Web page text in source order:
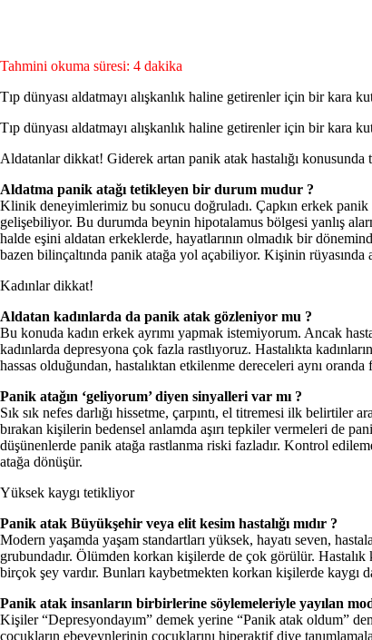
Tahmini okuma süresi: 4 dakika
Tıp dünyası aldatmayı alışkanlık haline getirenler için bir kara
Tıp dünyası aldatmayı alışkanlık haline getirenler için bir kara
Aldatanlar dikkat! Giderek artan panik atak hastalığı konusunda
Aldatma panik atağı tetikleyen bir durum mudur ?
Klinik deneyimlerimiz bu sonucu doğruladı. Çapkın erkek panik
gelişebiliyor. Bu durumda beynin hipotalamus bölgesi yanlış
halde eşini aldatan erkeklerde, hayatlarının olmadık bir
bazen bilinçaltında panik atağa yol açabiliyor. Kişinin rüyasında
Kadınlar dikkat!
Aldatan kadınlarda da panik atak gözleniyor mu ?
Bu konuda kadın erkek ayrımı yapmak istemiyorum. Ancak
kadınlarda depresyona çok fazla rastlıyoruz. Hastalıkta
hassas olduğundan, hastalıktan etkilenme dereceleri aynı oranda
Panik atağın ‘geliyorum’ diyen sinyalleri var mı ?
Sık sık nefes darlığı hissetme, çarpıntı, el titremesi ilk belirtiler
bırakan kişilerin bedensel anlamda aşırı tepkiler vermeleri de
düşünenlerde panik atağa rastlanma riski fazladır. Kontrol
atağa dönüşür.
Yüksek kaygı tetikliyor
Panik atak Büyükşehir veya elit kesim hastalığı mıdır ?
Modern yaşamda yaşam standartları yüksek, hayatı seven,
grubundadır. Ölümden korkan kişilerde de çok görülür.
birçok şey vardır. Bunları kaybetmekten korkan kişilerde kaygı
Panik atak insanların birbirlerine söylemeleriyle yayılan
Kişiler “Depresyondayım” demek yerine “Panik atak oldum”
çocukların ebeveynlerinin çocuklarını hiperaktif diye